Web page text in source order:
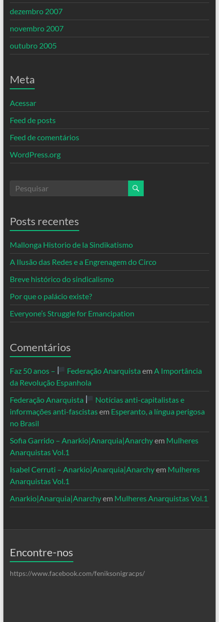
dezembro 2007
novembro 2007
outubro 2005
Meta
Acessar
Feed de posts
Feed de comentários
WordPress.org
Posts recentes
Mallonga Historio de la Sindikatismo
A Ilusão das Redes e a Engrenagem do Circo
Breve histórico do sindicalismo
Por que o palácio existe?
Everyone’s Struggle for Emancipation
Comentários
Faz 50 anos – Federação Anarquista em A Importância
da Revolução Espanhola
Federação Anarquista
Notícias anti-capitalistas e
informações anti-fascistasem Esperanto, a língua perigosa
no Brasil
Sofia Garrido – Anarkio|Anarquia|Anarchyem Mulheres
Anarquistas Vol.1
Isabel Cerruti – Anarkio|Anarquia|Anarchyem Mulheres
Anarquistas Vol.1
Anarkio|Anarquia|Anarchyem Mulheres Anarquistas Vol.1
Encontre-nos
https://www.facebook.com/feniksonigracps/